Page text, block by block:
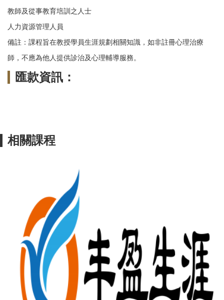
教師及從事教育培訓之人士
人力資源管理人員
備註：課程旨在教授學員生涯規劃相關知識，如非註冊心理治療
師，不應為他人提供診治及心理輔導服務。
匯款資訊：
相關課程